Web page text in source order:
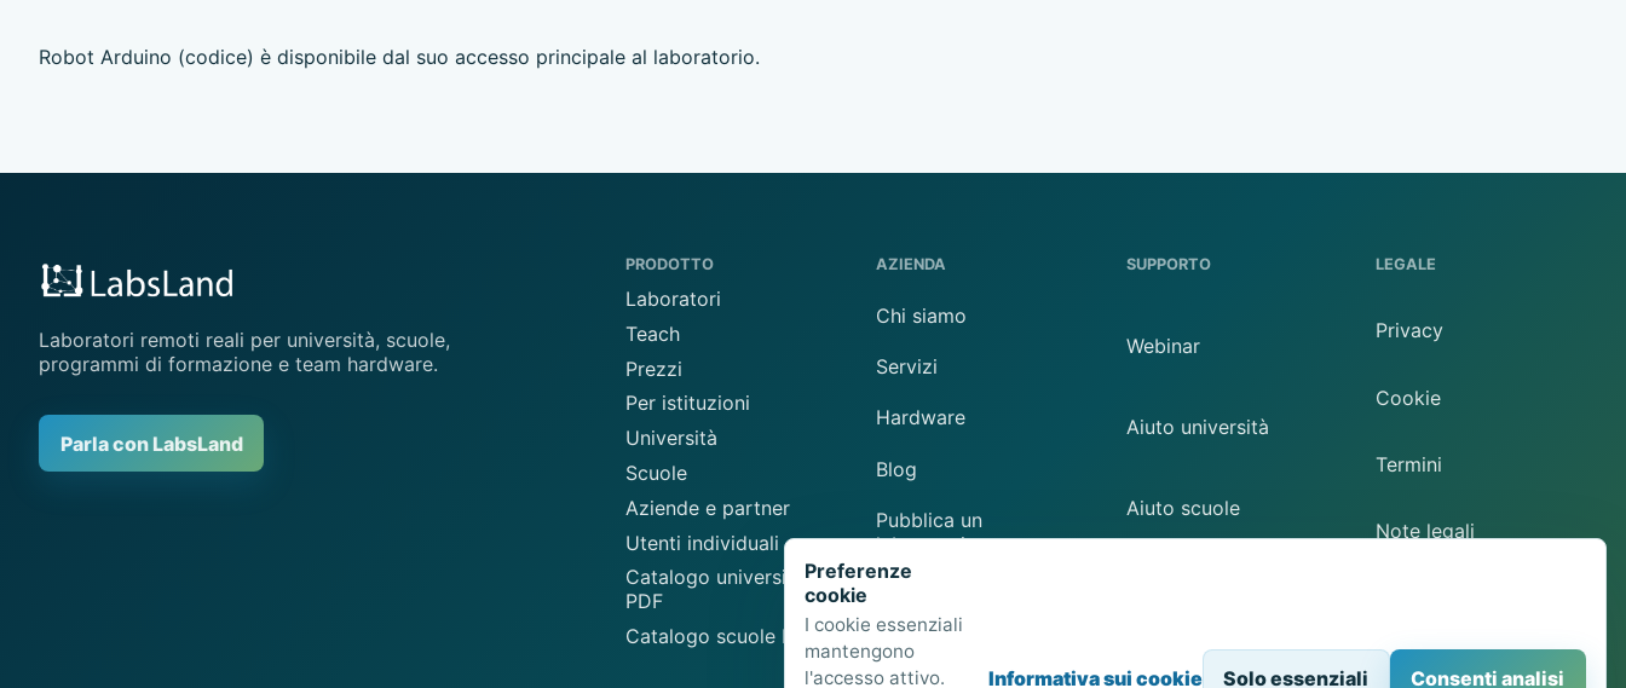
Robot Arduino (codice) è disponibile dal suo accesso principale al laboratorio.
Laboratori remoti reali per università, scuole,
programmi di formazione e team hardware.
Parla con LabsLand
PRODOTTO
Laboratori
Teach
Prezzi
Per istituzioni
Università
Scuole
Aziende e partner
Utenti individuali
Catalogo universitario
PDF
Catalogo scuole PDF
AZIENDA
Chi siamo
Servizi
Hardware
Blog
Pubblica un
laboratorio
laboratorio
SUPPORTO
Webinar
Aiuto università
Aiuto scuole
LEGALE
Privacy
Cookie
Termini
Note legali
Preferenze
cookie
I cookie essenziali
mantengono
l'accesso attivo.
Informativa sui cookie Solo essenziali Consenti analisi